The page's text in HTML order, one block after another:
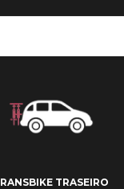
TRASEIRO